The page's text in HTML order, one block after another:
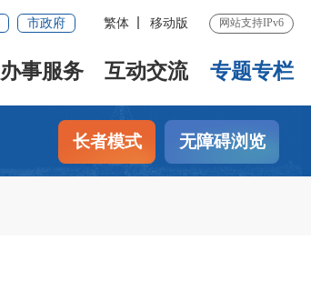
市政府 繁体 移动版 网站支持IPv6
办事服务 互动交流 专题专栏
长者模式 无障碍浏览